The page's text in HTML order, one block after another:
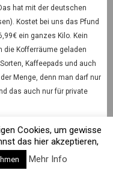
hat mit der deutschen
Kostet bei uns das Pfund
ein ganzes Kilo. Kein
die Kofferräume geladen
Kaffeepads und auch
Menge, denn man darf nur
das auch nur für private
. Diese gibt es in
von ca. 50ct pro Marken -
eingedeckt. Die
Cookies, um gewisse
das hier akzeptieren,
Mehr Info